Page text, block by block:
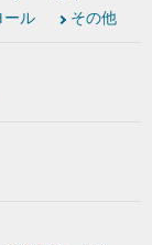
ール その他